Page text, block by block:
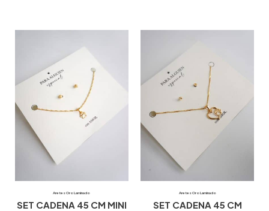
Aretes Oro Laminado
SET CADENA 45 CM MINI
Aretes Oro Laminado
SET CADENA 45 CM